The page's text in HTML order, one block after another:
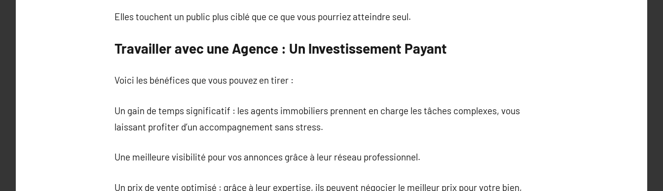
Elles touchent un public plus ciblé que ce que vous pourriez atteindre seul.
Travailler avec une Agence : Un Investissement Payant
Voici les bénéfices que vous pouvez en tirer :
Un gain de temps significatif : les agents immobiliers prennent en charge les tâches complexes, vous
laissant profiter d’un accompagnement sans stress.
Une meilleure visibilité pour vos annonces grâce à leur réseau professionnel.
Un prix de vente optimisé : grâce à leur expertise, ils peuvent négocier le meilleur prix pour votre bien,